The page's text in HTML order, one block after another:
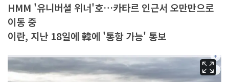
HMM '유니버셜 위너'호…카타르 인근서 오만만으로
이동 중
이란, 지난 18일에 韓에 '통항 가능' 통보